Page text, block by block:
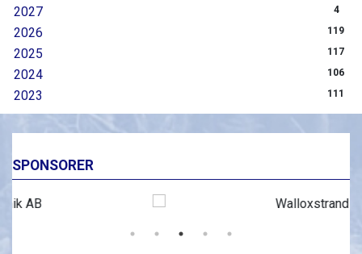
2027 4
2026 119
2025 117
2024 106
2023 111
SPONSORER